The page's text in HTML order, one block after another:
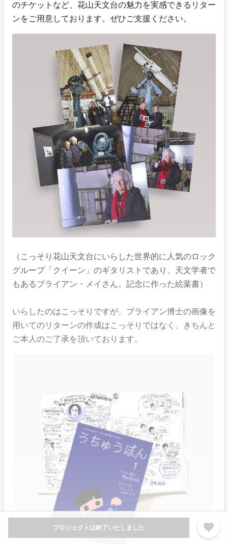
プロジェクトは終了いたしました favorite
のチケットなど、花山天文台の魅力を実感できるリター
ンをご用意しております。ぜひご支援ください。
（こっそり花山天文台にいらした世界的に人気のロック
グループ「クイーン」のギタリストであり、天文学者で
もあるブライアン・メイさん。記念に作った絵葉書）
いらしたのはこっそりですが、ブライアン博士の画像を
用いてのリターンの作成はこっそりではなく、きちんと
ご本人のご了承を頂いております。